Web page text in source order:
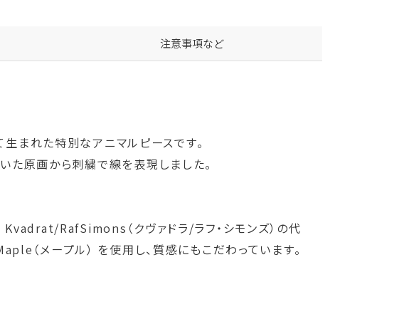
注意事項など
まれた特別なアニマルピースです。
た原画から刺繍で線を表現しました。
RafSimons（クヴァドラ/ラフ・シモンズ）の代
（メープル） を使用し、質感にもこだわっています。